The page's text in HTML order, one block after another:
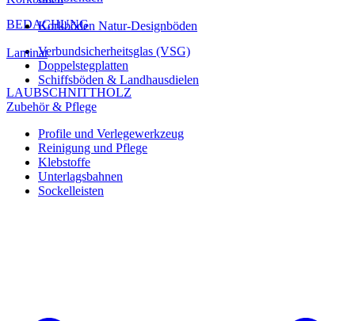
BEDACHUNG
Verbundsicherheitsglas (VSG)
Doppelstegplatten
LAUBSCHNITTHOLZ
Korkböden Natur-Designböden
Laminat
Schiffsböden & Landhausdielen
Zubehör & Pflege
Profile und Verlegewerkzeug
Reinigung und Pflege
Klebstoffe
Unterlagsbahnen
Sockelleisten